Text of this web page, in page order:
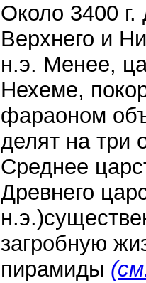
Около 3400 г.
Верхнего и
н.э. Менее,
Нехеме,
фараоном
делят на три
Среднее
Древнего
загробную
пирамиды